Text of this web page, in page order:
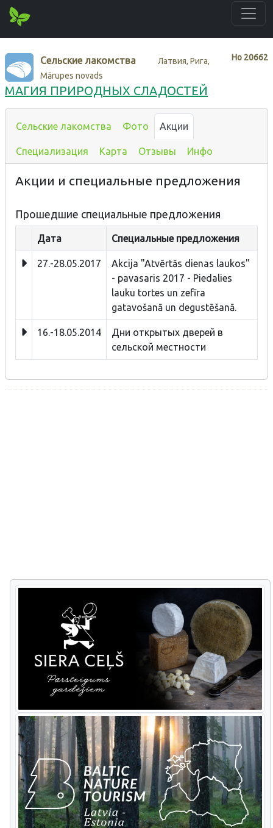
Нo 20662
Сельские лакомства
Латвия, Рига,
Mārupes novads
МАГИЯ ПРИРОДНЫХ СЛАДОСТЕЙ
Сельские лакомства Фото Акции
Специализация Карта Отзывы Инфо
Акции и специальные предложения
Прошедшие специальные предложения
Дата Специальные предложения
27.-28.05.2017
Akcija "Atvērtās dienas laukos"
- pavasaris 2017 - Piedalies
lauku tortes un zefīra
gatavošanā un degustēšanā.
16.-18.05.2014
Дни открытых дверей в
сельской местности